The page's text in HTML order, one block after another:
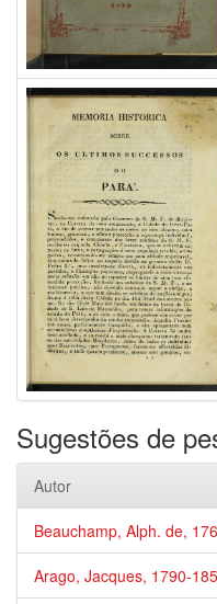
Sugestões de
Autor
Beauchamp, Alph. de,
Arago, Jacques, 1790-